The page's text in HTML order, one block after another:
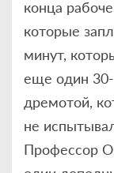
конца
которые
минут,
еще один
дремотой,
не
Профессор